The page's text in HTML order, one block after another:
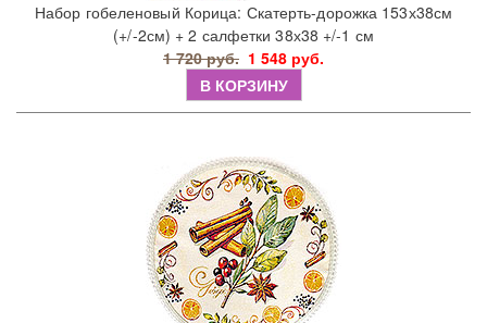
Набор гобеленовый Корица: Скатерть-дорожка 153х38см
(+/-2см) + 2 салфетки 38х38 +/-1 см
1 720 руб. 1 548 руб.
В КОРЗИНУ